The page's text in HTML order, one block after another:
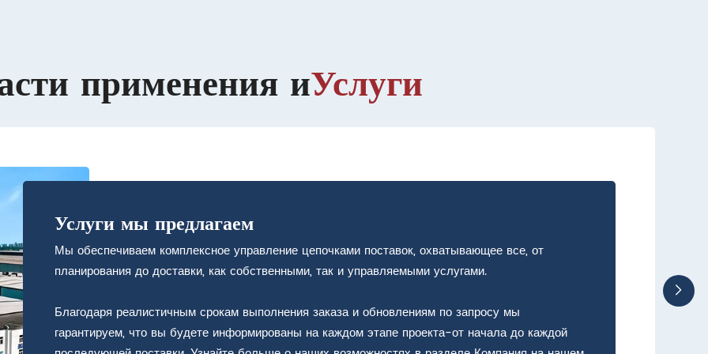
применения иУслуги
Услуги мы предлагаем
Мы обеспечиваем комплексное управление цепочками поставок, охватывающее все, от
планирования до доставки, как собственными, так и управляемыми услугами.
Благодаря реалистичным срокам выполнения заказа и обновлениям по запросу мы
гарантируем, что вы будете информированы на каждом этапе проекта-от начала до каждой